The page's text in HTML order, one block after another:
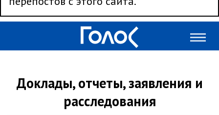
Доклады, отчеты, заявления и
расследования